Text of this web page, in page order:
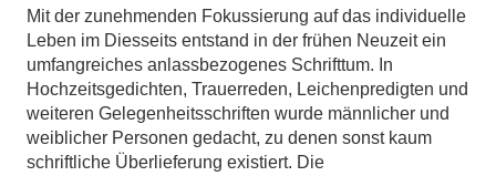
Mit der zunehmenden Fokussierung auf das individuelle
Leben im Diesseits entstand in der frühen Neuzeit ein
umfangreiches anlassbezogenes Schrifttum. In
Hochzeitsgedichten, Trauerreden, Leichenpredigten und
weiteren Gelegenheitsschriften wurde männlicher und
weiblicher Personen gedacht, zu denen sonst kaum
schriftliche Überlieferung existiert. Die